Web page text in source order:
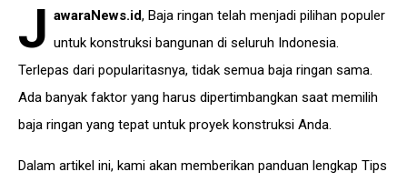
J awaraNews.id, Baja ringan telah menjadi pilihan populer
untuk konstruksi bangunan di seluruh Indonesia.
Terlepas dari popularitasnya, tidak semua baja ringan sama.
Ada banyak faktor yang harus dipertimbangkan saat memilih
baja ringan yang tepat untuk proyek konstruksi Anda.
Dalam artikel ini, kami akan memberikan panduan lengkap Tips